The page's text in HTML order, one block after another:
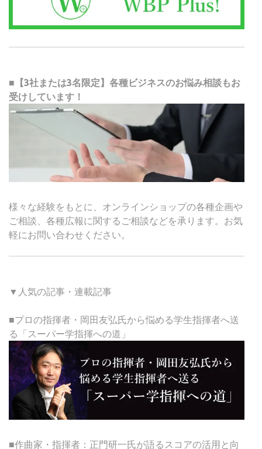
■【3社または3名限定】各種ビジネスのお悩み相談もお
受けしています！
様々な経験をもとに、オンラインショップの各種企画や
ご相談、各種広報に関するご相談などを承ります。お気
軽にお問い合わせください。
▼人気の記事・連載記事
■プロの指揮者・岡田友弘氏から悩める学生指揮者へ送
る「スーパー学指揮への道」
■作曲家・指揮者：正門研一氏が語るスコアの活用と向